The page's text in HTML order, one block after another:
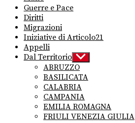
Guerre e Pace
Diritti
Migrazioni
Iniziative di Articolo21
Appelli
Dal Territorio Show
sub
menu
ABRUZZO
BASILICATA
CALABRIA
CAMPANIA
EMILIA ROMAGNA
FRIULI VENEZIA GIULIA